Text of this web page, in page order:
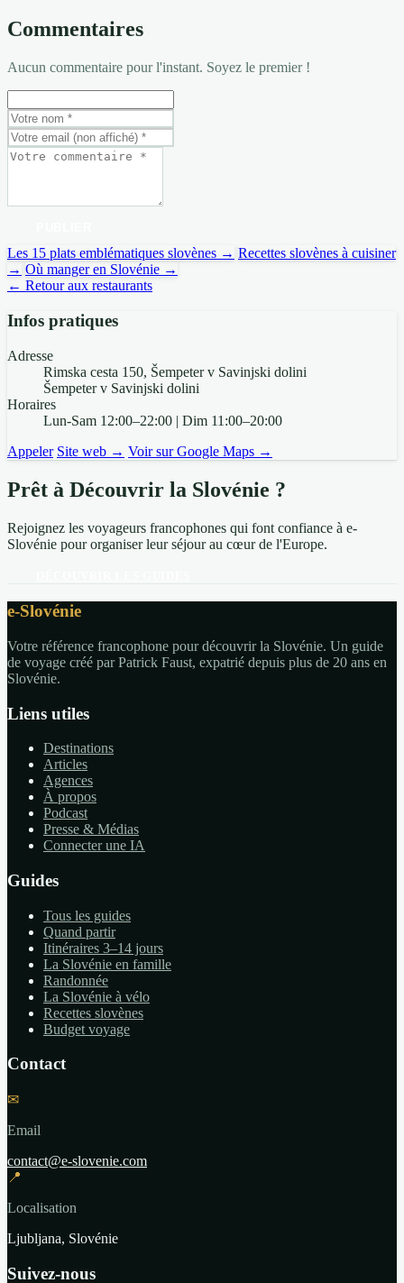
Commentaires
Aucun commentaire pour l'instant. Soyez le premier !
Les 15 plats emblématiques slovènes → Recettes slovènes à cuisiner
→ Où manger en Slovénie →
← Retour aux restaurants
Infos pratiques
Adresse
Rimska cesta 150, Šempeter v Savinjski dolini
Šempeter v Savinjski dolini
Horaires
Lun-Sam 12:00–22:00 | Dim 11:00–20:00
Appeler Site web → Voir sur Google Maps →
Prêt à Découvrir la Slovénie ?
Rejoignez les voyageurs francophones qui font confiance à e-
Slovénie pour organiser leur séjour au cœur de l'Europe.
e-Slovénie
Votre référence francophone pour découvrir la Slovénie. Un guide
de voyage créé par Patrick Faust, expatrié depuis plus de 20 ans en
Slovénie.
Liens utiles
Destinations
Articles
Agences
À propos
Podcast
Presse & Médias
Connecter une IA
Guides
Tous les guides
Quand partir
Itinéraires 3–14 jours
La Slovénie en famille
Randonnée
La Slovénie à vélo
Recettes slovènes
Budget voyage
Contact
✉
Email
contact@e-slovenie.com
📍
Localisation
Ljubljana, Slovénie
Suivez-nous